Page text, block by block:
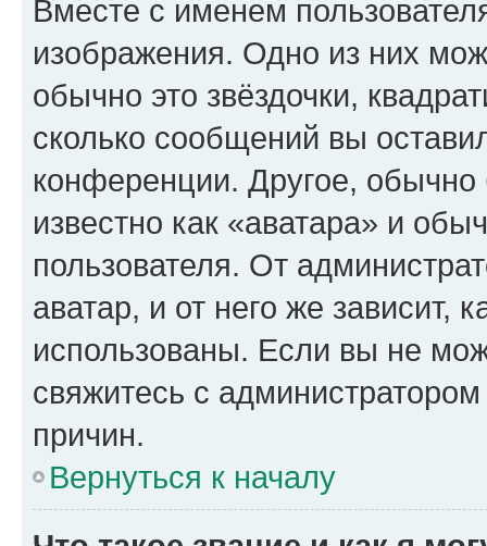
Вместе с именем
изображения. Одно из них
обычно это звёздочки,
сколько сообщений вы
конференции. Другое,
известно как «аватара» и
пользователя. От
аватар, и от него же зависит,
использованы. Если вы не
свяжитесь с
причин.
Вернуться к началу